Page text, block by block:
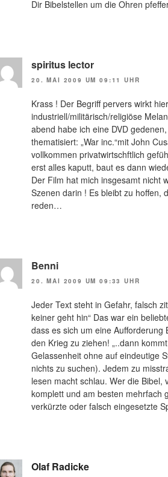
Dir Bibelstellen um die Ohren
spiritus lector
20. MAI 2009 UM 09:11 UHR
Krass ! Der Begriff pervers wirkt
industriell/militärisch/religiöse
abend habe ich eine DVD
thematisiert: „War inc.“mit John
vollkommen privatwirtschftlich
erst alles kaputt, baut es dann
Der Film hat mich insgesamt nicht
Szenen darin ! Es bleibt zu hoffen,
reden…
Benni
20. MAI 2009 UM 09:33 UHR
Jeder Text steht in Gefahr, falsch
keiner geht hin“ Das war ein
dass es sich um eine
den Krieg zu ziehen! „..dann
Gelassenheit ohne auf eindeutige
nichts zu suchen). Jedem zu
lesen macht schlau. Wer die Bibel,
komplett und am besten mehrfach
verkürzte oder falsch eingesetzte
Olaf Radicke